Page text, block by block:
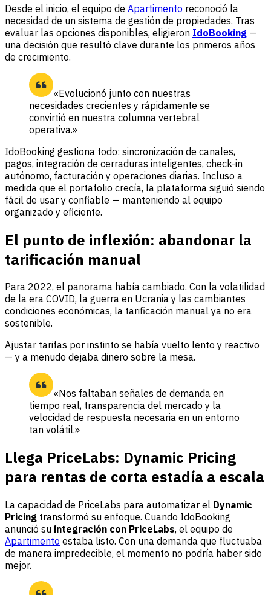
Desde el inicio, el equipo de Apartimento reconoció la
necesidad de un sistema de gestión de propiedades. Tras
evaluar las opciones disponibles, eligieron IdoBooking —
una decisión que resultó clave durante los primeros años
de crecimiento.
«Evolucionó junto con nuestras
necesidades crecientes y rápidamente se
convirtió en nuestra columna vertebral
operativa.»
IdoBooking gestiona todo: sincronización de canales,
pagos, integración de cerraduras inteligentes, check-in
autónomo, facturación y operaciones diarias. Incluso a
medida que el portafolio crecía, la plataforma siguió siendo
fácil de usar y confiable — manteniendo al equipo
organizado y eficiente.
El punto de inflexión: abandonar la
tarificación manual
Para 2022, el panorama había cambiado. Con la volatilidad
de la era COVID, la guerra en Ucrania y las cambiantes
condiciones económicas, la tarificación manual ya no era
sostenible.
Ajustar tarifas por instinto se había vuelto lento y reactivo
— y a menudo dejaba dinero sobre la mesa.
«Nos faltaban señales de demanda en
tiempo real, transparencia del mercado y la
velocidad de respuesta necesaria en un entorno
tan volátil.»
Llega PriceLabs: Dynamic Pricing
para rentas de corta estadía a escala
La capacidad de PriceLabs para automatizar el Dynamic
Pricing transformó su enfoque. Cuando IdoBooking
anunció su integración con PriceLabs, el equipo de
Apartimento estaba listo. Con una demanda que fluctuaba
de manera impredecible, el momento no podría haber sido
mejor.